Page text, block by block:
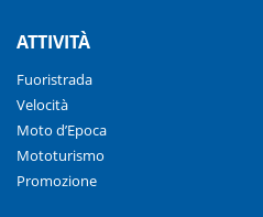
ATTIVITÀ
Fuoristrada
Velocità
Moto d’Epoca
Mototurismo
Promozione